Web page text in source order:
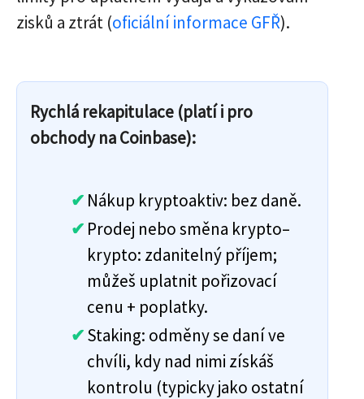
zisků a ztrát (oficiální informace GFŘ).
Rychlá rekapitulace (platí i pro
obchody na Coinbase):
Nákup kryptoaktiv: bez daně.
Prodej nebo směna krypto–
krypto: zdanitelný příjem;
můžeš uplatnit pořizovací
cenu + poplatky.
Staking: odměny se daní ve
chvíli, kdy nad nimi získáš
kontrolu (typicky jako ostatní